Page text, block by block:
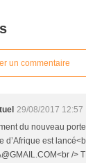
un commentaire
29/08/2017 12:57
du nouveau
d’Afrique est
/>